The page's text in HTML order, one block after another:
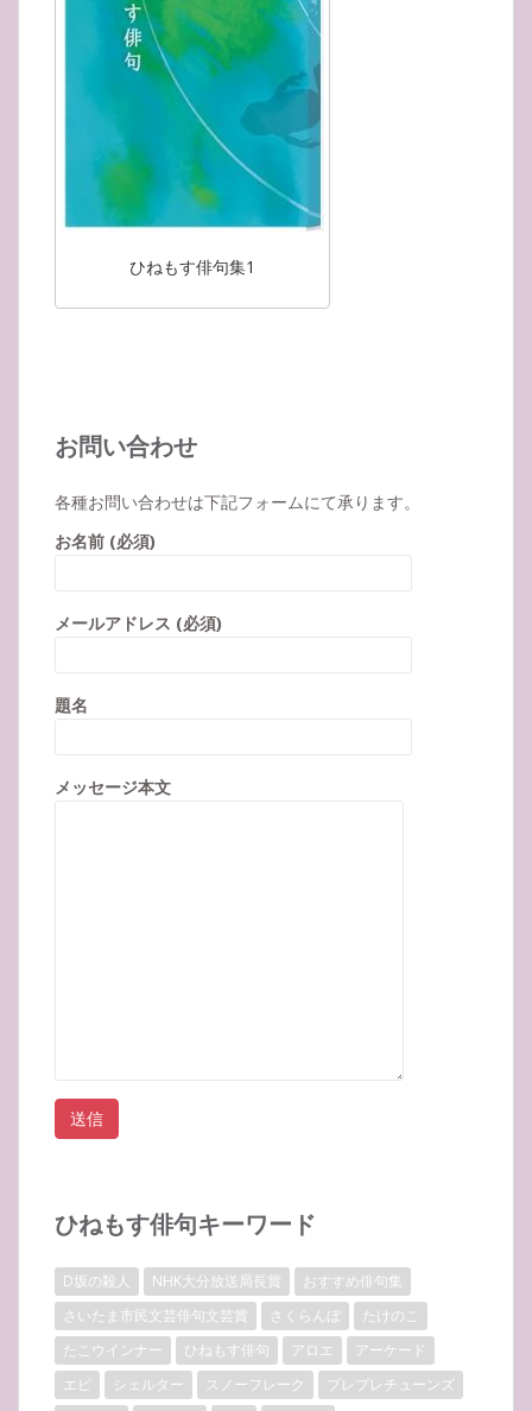
ひねもす俳句集1
お問い合わせ
各種お問い合わせは下記フォームにて承ります。
お名前 (必須)
メールアドレス (必須)
題名
メッセージ本文
ひねもす俳句キーワード
D坂の殺人 NHK大分放送局長賞
おすすめ俳句集
さいたま市民文芸俳句文芸賞
さくらんぼ
たけのこ
たこウインナー
ひねもす俳句 アロエ
アーケード
エビ
シェルター スノーフレーク
プレプレチューンズ